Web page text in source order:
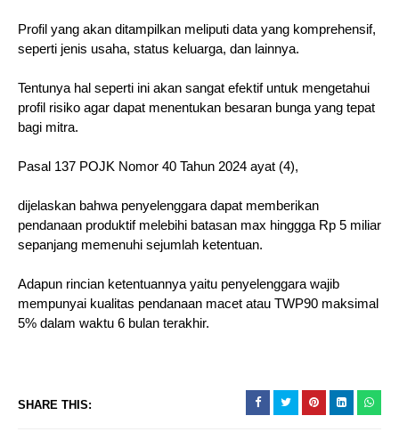
Profil yang akan ditampilkan meliputi data yang komprehensif,
seperti jenis usaha, status keluarga, dan lainnya.
Tentunya hal seperti ini akan sangat efektif untuk mengetahui
profil risiko agar dapat menentukan besaran bunga yang tepat
bagi mitra.
Pasal 137 POJK Nomor 40 Tahun 2024 ayat (4),
dijelaskan bahwa penyelenggara dapat memberikan
pendanaan produktif melebihi batasan max hinggga Rp 5 miliar
sepanjang memenuhi sejumlah ketentuan.
Adapun rincian ketentuannya yaitu penyelenggara wajib
mempunyai kualitas pendanaan macet atau TWP90 maksimal
5% dalam waktu 6 bulan terakhir.
SHARE THIS: